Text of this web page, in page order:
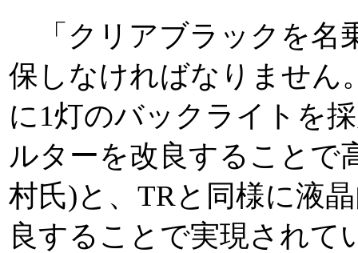
「クリアブラックを名
保しなければなりません
に1灯のバックライトを
ルターを改良することで
村氏)と、TRと同様に液
良することで実現されて